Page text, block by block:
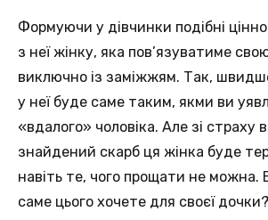
Формуючи у дівчинки подібні
з неї жінку, яка пов’язуватиме
виключно із заміжжям. Так,
у неї буде саме таким, якми ви
«вдалого» чоловіка. Але зі страху
знайдений скарб ця жінка буде
навіть те, чого прощати не можна.
саме цього хочете для своєї дочки?